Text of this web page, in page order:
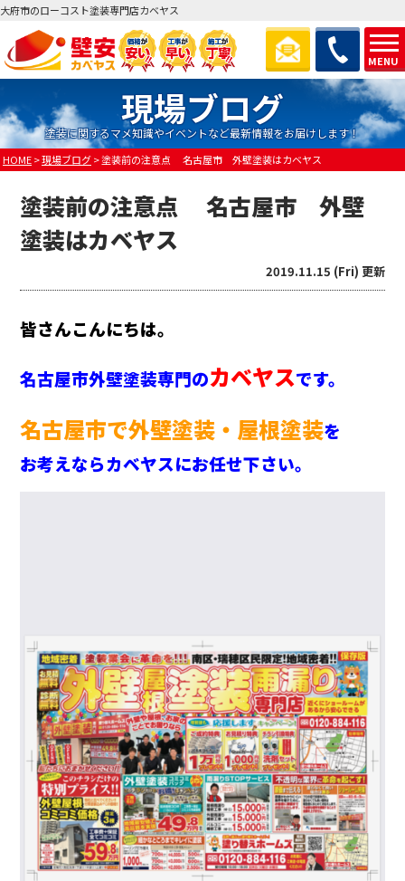
MENU
大府市のローコスト塗装専門店カベヤス
現場ブログ
塗装に関するマメ知識やイベントなど最新情報をお届けします！
HOME>現場ブログ>塗装前の注意点 名古屋市 外壁塗装はカベヤス
塗装前の注意点 名古屋市 外壁
塗装はカベヤス
2019.11.15 (Fri) 更新
皆さんこんにちは。
名古屋市外壁塗装専門のカベヤスです。
名古屋市で外壁塗装・屋根塗装を
お考えならカベヤスにお任せ下さい。